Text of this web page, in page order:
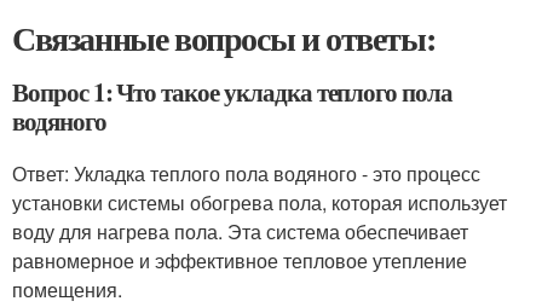
Связанные вопросы и ответы:
Вопрос 1: Что такое укладка теплого пола
водяного
Ответ: Укладка теплого пола водяного - это процесс
установки системы обогрева пола, которая использует
воду для нагрева пола. Эта система обеспечивает
равномерное и эффективное тепловое утепление
помещения.